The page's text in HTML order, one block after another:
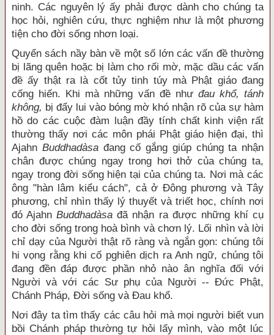
ninh. Các nguyên lý ấy phải được dành cho chúng ta
học hỏi, nghiên cứu, thực nghiệm như là một phương
tiện cho đời sống nhơn loại.
Quyển sách nầy bàn về một số lớn các vấn đề thường
bị lãng quên hoặc bị làm cho rối mờ, mặc dầu các vấn
đề ấy thật ra là cốt tủy tinh túy mà Phật giáo đang
cống hiến. Khi mà những vấn đề như đau khổ, tánh
không, bị đẩy lui vào bóng mờ khó nhận rõ của sự hàm
hồ do các cuộc đàm luận đầy tính chất kinh viện rất
thường thấy nơi các môn phái Phật giáo hiện đại, thì
Ajahn Buddhadàsa đang cố gắng giúp chúng ta nhận
chân được chúng ngay trong hơi thở của chúng ta,
ngay trong đời sống hiện tại của chúng ta. Nơi mà các
ông "hàn lâm kiểu cách", cả ở Ðông phương và Tây
phương, chỉ nhìn thấy lý thuyết và triết học, chính nơi
đó AjahnBuddhadàsađã nhận ra được những khí cụ
cho đời sống trong hoà bình và chơn lý. Lối nhìn và lời
chỉ dạy của Người thật rõ ràng và ngắn gọn: chúng tôi
hi vọng rằng khi cố pghiên dịch ra Anh ngữ, chúng tôi
đang đền đáp được phần nhỏ nào ân nghĩa đối với
Người và với các Sư phụ của Người -- Ðức Phật,
Chánh Pháp, Ðời sống và Ðau khổ.
Nơi đây ta tìm thấy các câu hỏi mà mọi người biết vun
bồi Chánh pháp thường tự hỏi lấy mình, vào một lúc